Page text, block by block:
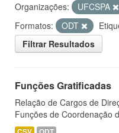
Organizações: UFCSPA
Formatos:
ODT
Filtrar Resultados
Funções Gratificadas
Relação de Cargos de
Funções de Coordenação